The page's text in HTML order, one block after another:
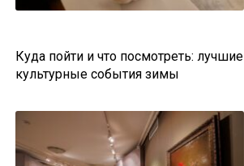
Куда пойти и что посмотреть: лучшие
культурные события зимы